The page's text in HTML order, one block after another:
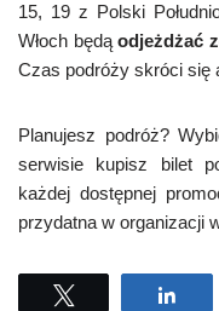
15, 19 z Polski
Włoch będąodjeżdżać
Czas podróży skróci się
Planujesz podróż?
serwisie kupisz bilet
każdej dostępnej
przydatna w organizacji